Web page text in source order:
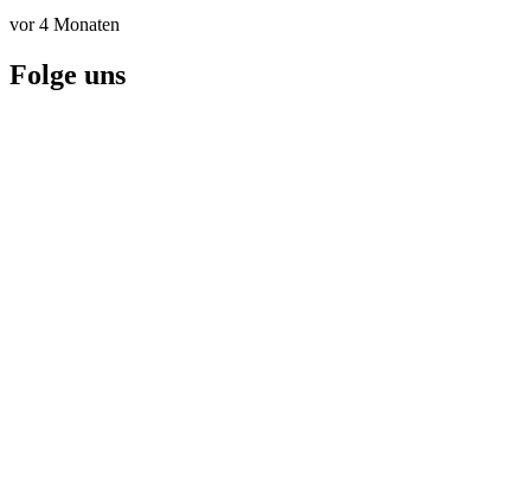
vor 4 Monaten
Folge uns